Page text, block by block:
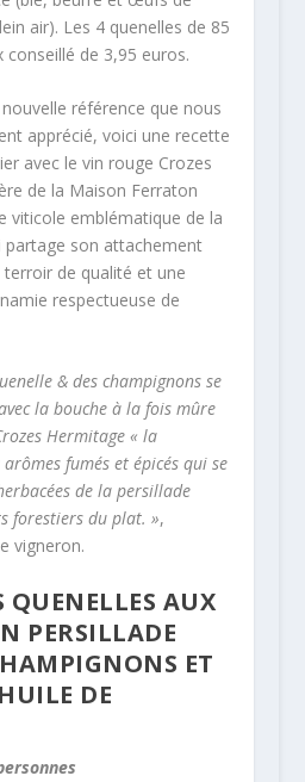
air). Les 4 quenelles de 85
conseillé de 3,95 euros.
référence que nous
apprécié, voici une recette
avec le vin rouge Crozes
de la Maison Ferraton
viticole emblématique de la
partage son attachement
de qualité et une
respectueuse de
& des champignons se
la bouche à la fois mûre
Hermitage « la
fumés et épicés qui se
de la persillade
forestiers du plat. »,
vigneron.
QUENELLES AUX
PERSILLADE
ET
DE